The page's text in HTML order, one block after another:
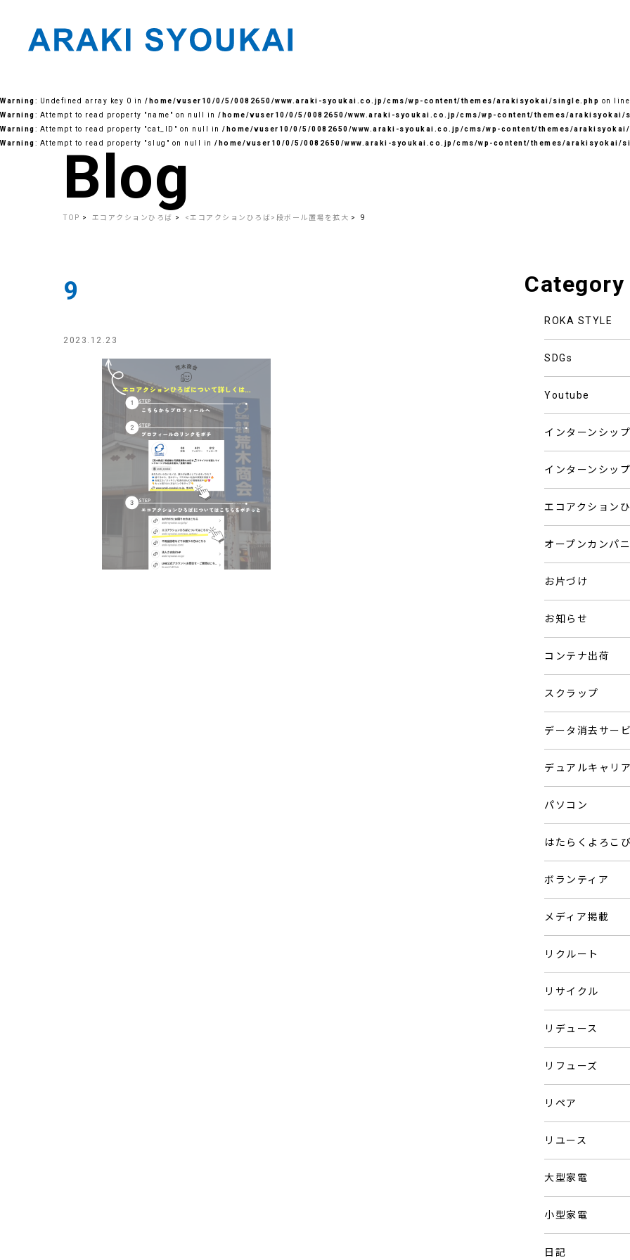
to
content
Warning: Undefined array key 0 in /home/vuser10/0/5/0082650/www.araki-syoukai.co.jp/cms/wp-content/themes/arakisyokai/single.php on line
Warning: Attempt to read property "name" on null in /home/vuser10/0/5/0082650/www.araki-syoukai.co.jp/cms/wp-content/themes/arakisyokai/
Warning: Attempt to read property "cat_ID" on null in /home/vuser10/0/5/0082650/www.araki-syoukai.co.jp/cms/wp-content/themes/
Warning: Attempt to read property "slug" on null in /home/vuser10/0/5/0082650/www.araki-syoukai.co.jp/cms/wp-content/themes/arakisyokai/
Blog
TOP エコアクションひろば <エコアクションひろば>段ボール置場を拡大 9
9
2023.12.23
Category
ROKA STYLE
SDGs
Youtube
インターンシップ
インターンシップ
エコアクション
オープンカンパ
お片づけ
お知らせ
コンテナ出荷
スクラップ
データ消去サー
デュアルキャリア
パソコン
はたらくよろこび
ボランティア
メディア掲載
リクルート
リサイクル
リデュース
リフューズ
リペア
リユース
大型家電
小型家電
日記